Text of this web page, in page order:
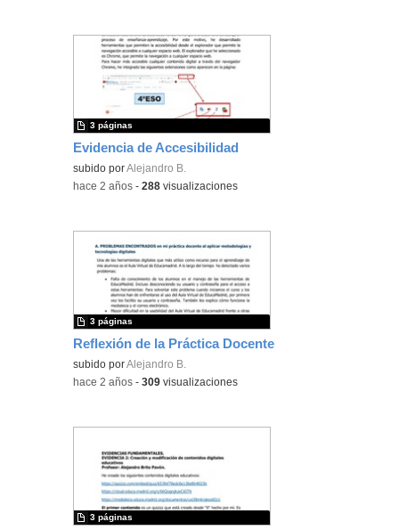
Evidencia de Accesibilidad
subido porAlejandro B.
3 páginas
-hace 2 años -288 visualizaciones
Reflexión de la Práctica Docente
subido porAlejandro B.
3 páginas
-hace 2 años -309 visualizaciones
3 páginas